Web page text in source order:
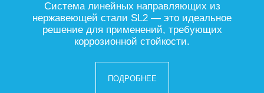
Система линейных направляющих из
нержавеющей стали SL2 — это идеальное
решение для применений, требующих
коррозионной стойкости.
ПОДРОБНЕЕ